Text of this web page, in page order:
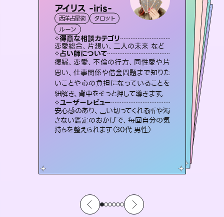
アイリス -iris-
西洋占星術
タロット
ルーン
得意な相談カテゴリ
恋愛総合、片想い、二人の未来 など
占い師について
復縁、恋愛、不倫の行方、同性愛や片
思い、仕事関係や借金問題まで知りた
いことや心の負担になっていることを
紐解き、背中をそっと押して導きます。
ユーザーレビュー
安心感のあり、言い切ってくれる所や濁
さない鑑定のおかげで、毎回自分の気
持ちを整えられます（30代 男性）
セラピスト理恵
霊視・オーラ タロット
スピリチュアル・リーディング
得意な相談カテゴリ
片想い、二人の未来、年の差 など
占い師について
連絡再開、復縁、成就などの報告実績
多数。セラピストとして2万超の施術経
験があるからこそできる鑑定で、より良
い未来をサポートします。
ユーザーレビュー
とても心温まる鑑定でした。しかもこち
らは何も言っていないのに視えていらっ
しゃるんだなと驚きです（30代女性）
おう 霊感オラクル
霊視・オーラ
オラクルカード
得意な相談カテゴリ
恋愛総合、あの人の気持ち など
占い師について
霊視×オラクルカードを使って「今」と
「未来」そして「気になるあの人の気持
ち」まで丁寧に読み解き、恋や人生のヒ
ントを優しく引き出します。
ユーザーレビュー
不安な気持ちが嘘みたいに晴れまし
た…！よく視えていらっしゃるんだなと
感じました（40代 女性）
桃源珠羽 とうげんみう
霊視・オーラ
スピリチュアル・リーディング
得意な相談カテゴリ
片想い、あの人の気持ち、復縁 など
占い師について
恋愛のお悩みの中でも特に「曖昧な関係」の相談を得意としており、友達以上恋人未満なお相手との今後や本音を丁寧に読み解き恋愛成就へと導きます。
ユーザーレビュー
鑑定していただいてアドバイス通りに行
動すると仲が復活してきました。ありが
とうございました（40代 女性）
彗望
スピリチュアル・リーディング
得意な相談カテゴリ
片想い、あの人の気持ち、復縁 など
占い師について
3,700年以上の歴史を持つ東洋最古の
占術「易占」で詳細まで占い、幸せへ向
かう道筋を示します。厳しい結果にも具
体的な対策をお伝えします。
ユーザーレビュー
複雑な背景もしっかり聞いて鑑定して
いただけました。気持ちが楽になりまし
た（50代 女性）
未来視師＊花
霊視・オーラ 心理学
スピリチュアル・リーディング
得意な相談カテゴリ
出逢い、片想い、復縁 など
占い師について
未来には何パターンもの選択肢があり
ます。不安で視えにくくなっているあな
たの素敵な未来を見つけ、その未来を
選択できるようアドバイスします。
ユーザーレビュー
職場の人の性質や人間関係、本心など
本当によく視えていてびっくり。対策が
打てて前向きになれます（40代）